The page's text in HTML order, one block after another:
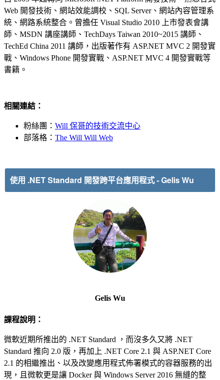
Web 開發技術、網站效能調校、SQL Server、網站內容管理系
統、網路系統整合。曾擔任 Visual Studio 2010 上市發表會講
師、MSDN 講座講師、TechDays Taiwan 2010~2015 講師、
TechEd China 2011 講師，出版著作有 ASP.NET MVC 2 開發實
戰、Windows Phone 開發實戰、ASP.NET MVC 4 開發實戰等
書籍。
相關連結：
粉絲團： Will 保哥的技術交流中心
部落格： The Will Will Web
使用 .NET Standard 開發跨平台應用程式-Gelis Wu
Gelis Wu
課程說明：
微軟近期所推出的 .NET Standard ，而沒多久又將 .NET
Standard 推向 2.0 版，再加上 .NET Core 2.1 與 ASP.NET Core
2.1 的相繼推出、以及改變應用程式佈署模式的容器服務的出
現，且微軟更是讓 Docker 與 Windows Server 2016 無縫的整